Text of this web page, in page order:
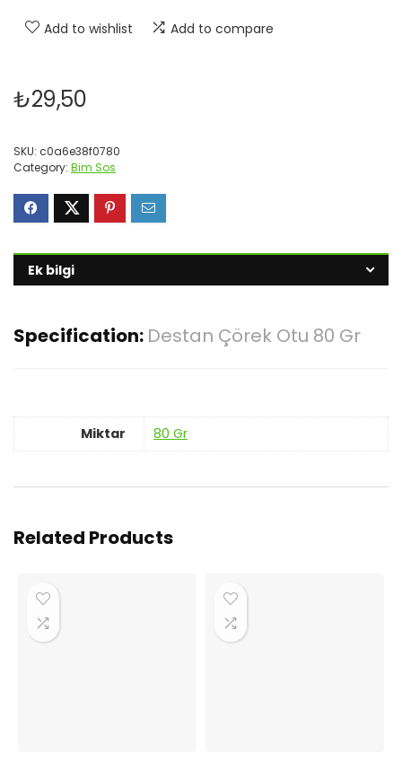
Add to wishlist Add to compare
₺29,50
SKU: c0a6e38f0780
Category: Bim Sos
Ek bilgi
Specification: Destan Çörek Otu 80 Gr
Miktar 80 Gr
Related Products